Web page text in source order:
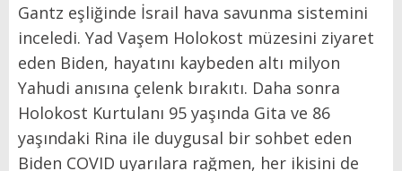
Gantz eşliğinde İsrail hava savunma sistemini
inceledi. Yad Vaşem Holokost müzesini ziyaret
eden Biden, hayatını kaybeden altı milyon
Yahudi anısına çelenk bırakıtı. Daha sonra
Holokost Kurtulanı 95 yaşında Gita ve 86
yaşındaki Rina ile duygusal bir sohbet eden
Biden COVID uyarılara rağmen, her ikisini de